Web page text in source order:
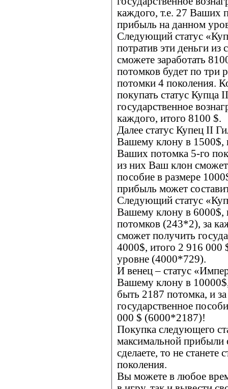
каждого, т.е. 27 Ваших
прибыль на данном
Следующий статус
потратив эти деньги
сможете заработать
потомков будет по три
потомки 4 поколения.
покупать статус
государственное
каждого, итого 8100 $.
Далее статус Купец II
Вашему клону в 1500$,
Ваших потомка 5-го
из них Ваш клон
пособие в размере
прибыль может
Следующий статус
Вашему клону в 6000$,
потомков (243*2), за
сможет получить
4000$, итого 2 916 000
уровне (4000*729).
И венец – статус
Вашему клону в
быть 2187 потомка, и
государственное
000 $ (6000*2187)!
Покупка следующего
максимальной прибыли
сделаете, то не
поколения.
Вы можете в любое